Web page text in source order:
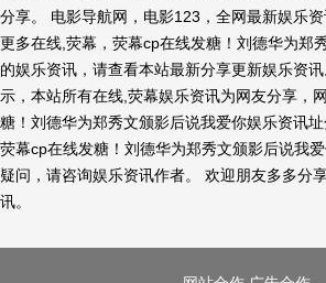
分享。 电影导航网，电影123，全网最新娱乐资
更多在线,荧幕，荧幕cp在线发糖！刘德华为郑
的娱乐资讯，请查看本站最新分享更新娱乐资
示，本站所有在线,荧幕娱乐资讯为网友分享，
糖！刘德华为郑秀文颁影后说我爱你娱乐资讯
荧幕cp在线发糖！刘德华为郑秀文颁影后说我
疑问，请咨询娱乐资讯作者。 欢迎朋友多多分
讯。